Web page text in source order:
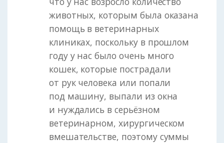
животных, которым была оказана
помощь в ветеринарных
клиниках, поскольку в прошлом
году у нас было очень много
кошек, которые пострадали
от рук человека или попали
под машину, выпали из окна
и нуждались в серьёзном
ветеринарном, хирургическом
вмешательстве, поэтому суммы